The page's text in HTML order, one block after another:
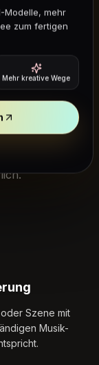
Entwürfe
wie das
kein Studio,
Szene mit
Musik-
Modelle, mehr
zum fertigen
Mehr kreative Wege